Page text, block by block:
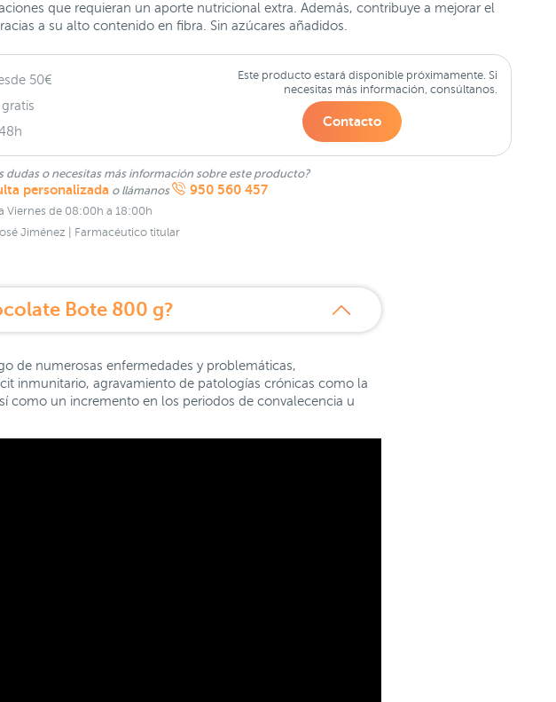
que requieran un aporte nutricional extra. Además, contribuye a mejorar el
a su alto contenido en fibra. Sin azúcares añadidos.
50€
Este producto estará disponible próximamente. Si
necesitas más información, consúltanos.
Contacto
dudas o necesitas más información sobre este producto?
personalizada o llámanos 950 560 457
Viernes de 08:00h a 18:00h
Jiménez | Farmacéutico titular
Bote 800 g?
de numerosas enfermedades y problemáticas,
inmunitario, agravamiento de patologías crónicas como la
como un incremento en los periodos de convalecencia u